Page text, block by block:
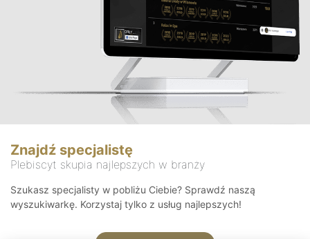
Znajdź specjalistę
Plebiscyt skupia najlepszych w branży
Szukasz specjalisty w pobliżu Ciebie? Sprawdź naszą
wyszukiwarkę. Korzystaj tylko z usług najlepszych!